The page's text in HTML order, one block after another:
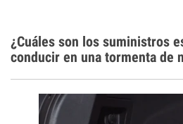
¿Cuáles son los suministros
conducir en una tormenta de